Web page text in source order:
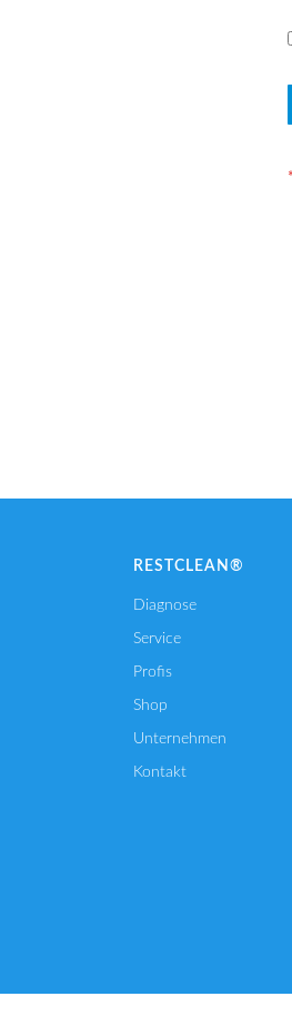
RESTCLEAN®
Diagnose
Service
Profis
Shop
Unternehmen
Kontakt